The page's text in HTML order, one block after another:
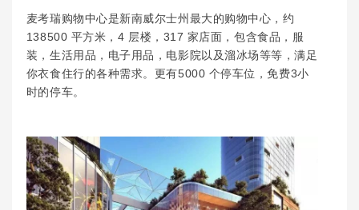
麦考瑞购物中心是新南威尔士州最大的购物中心，约
138500 平方米，4 层楼，317 家店面，包含食品，服
装，生活用品，电子用品，电影院以及溜冰场等等，满足
你衣食住行的各种需求。更有5000 个停车位，免费3小
时的停车。